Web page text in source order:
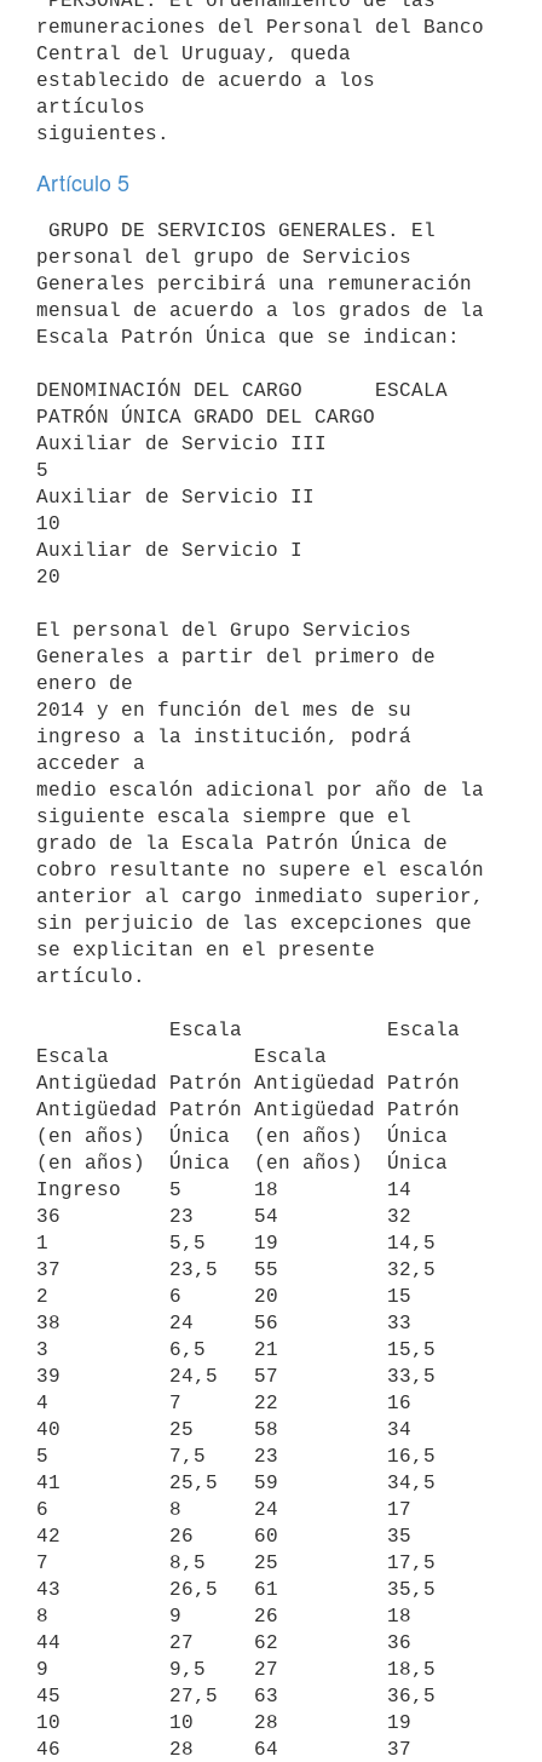
remuneraciones del Personal del Banco
Central del Uruguay, queda
establecido de acuerdo a los
artículos
Artículo 5
personal del grupo de Servicios
Generales percibirá una remuneración
mensual de acuerdo a los grados de la
Escala Patrón Única que se indican:
DENOMINACIÓN DEL CARGO      ESCALA
PATRÓN ÚNICA GRADO DEL CARGO
Auxiliar de Servicio III
5
Auxiliar de Servicio II
10
Auxiliar de Servicio I
20
El personal del Grupo Servicios
Generales a partir del primero de
enero de
2014 y en función del mes de su
ingreso a la institución, podrá
acceder a
medio escalón adicional por año de la
siguiente escala siempre que el
grado de la Escala Patrón Única de
cobro resultante no supere el escalón
anterior al cargo inmediato superior,
sin perjuicio de las excepciones que
se explicitan en el presente
artículo.
Escala            Escala
Antigüedad Patrón Antigüedad Patrón
Antigüedad Patrón Antigüedad Patrón
(en años)  Única  (en años)  Única
(en años)  Única  (en años)  Única
Ingreso    5      18         14
36         23     54         32
1          5,5    19         14,5
37         23,5   55         32,5
2          6      20         15
38         24     56         33
3          6,5    21         15,5
39         24,5   57         33,5
4          7      22         16
40         25     58         34
5          7,5    23         16,5
41         25,5   59         34,5
6          8      24         17
42         26     60         35
7          8,5    25         17,5
43         26,5   61         35,5
8          9      26         18
44         27     62         36
9          9,5    27         18,5
45         27,5   63         36,5
10         10     28         19
46         28     64         37